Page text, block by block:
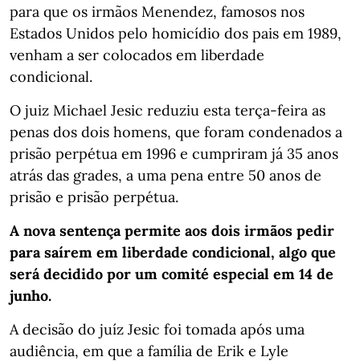
para que os irmãos Menendez, famosos nos
Estados Unidos pelo homicídio dos pais em 1989,
venham a ser colocados em liberdade
condicional.
O juiz Michael Jesic reduziu esta terça-feira as
penas dos dois homens, que foram condenados a
prisão perpétua em 1996 e cumpriram já 35 anos
atrás das grades, a uma pena entre 50 anos de
prisão e prisão perpétua.
A nova sentença permite aos dois irmãos pedir
para saírem em liberdade condicional, algo que
será decidido por um comité especial em 14 de
junho.
A decisão do juíz Jesic foi tomada após uma
audiência, em que a família de Erik e Lyle